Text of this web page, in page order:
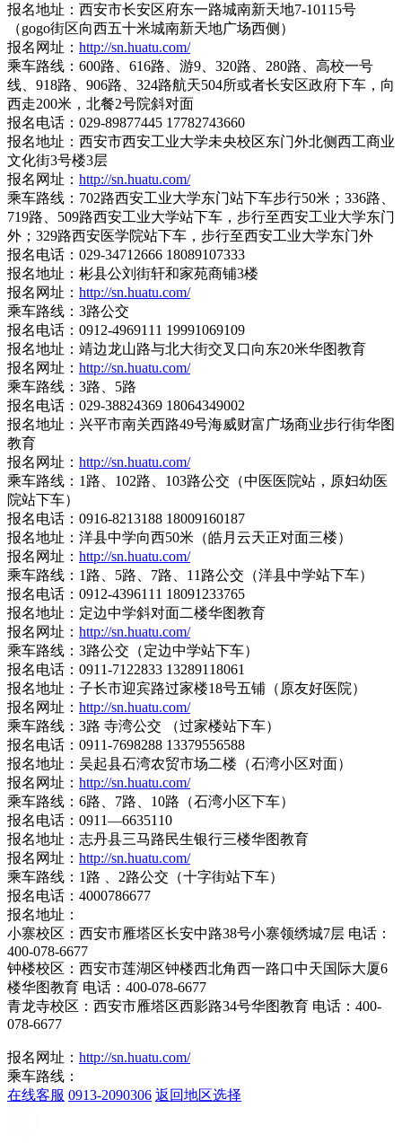
报名地址：西安市长安区府东一路城南新天地7-10115号
（gogo街区向西五十米城南新天地广场西侧）
报名网址： http://sn.huatu.com/
乘车路线：600路、616路、游9、320路、280路、高校一号
线、918路、906路、324路航天504所或者长安区政府下车，向
西走200米，北餐2号院斜对面
报名电话：029-89877445 17782743660
报名地址：西安市西安工业大学未央校区东门外北侧西工商业
文化街3号楼3层
报名网址： http://sn.huatu.com/
乘车路线：702路西安工业大学东门站下车步行50米；336路、
719路、509路西安工业大学站下车，步行至西安工业大学东门
外；329路西安医学院站下车，步行至西安工业大学东门外
报名电话：029-34712666 18089107333
报名地址：彬县公刘街轩和家苑商铺3楼
报名网址： http://sn.huatu.com/
乘车路线：3路公交
报名电话：0912-4969111 19991069109
报名地址：靖边龙山路与北大街交叉口向东20米华图教育
报名网址： http://sn.huatu.com/
乘车路线：3路、5路
报名电话：029-38824369 18064349002
报名地址：兴平市南关西路49号海威财富广场商业步行街华图
教育
报名网址： http://sn.huatu.com/
乘车路线：1路、102路、103路公交（中医医院站，原妇幼医
院站下车）
报名电话：0916-8213188 18009160187
报名地址：洋县中学向西50米（皓月云天正对面三楼）
报名网址： http://sn.huatu.com/
乘车路线：1路、5路、7路、11路公交（洋县中学站下车）
报名电话：0912-4396111 18091233765
报名地址：定边中学斜对面二楼华图教育
报名网址： http://sn.huatu.com/
乘车路线：3路公交（定边中学站下车）
报名电话：0911-7122833 13289118061
报名地址：子长市迎宾路过家楼18号五铺（原友好医院）
报名网址： http://sn.huatu.com/
乘车路线：3路 寺湾公交 （过家楼站下车）
报名电话：0911-7698288 13379556588
报名地址：吴起县石湾农贸市场二楼（石湾小区对面）
报名网址： http://sn.huatu.com/
乘车路线：6路、7路、10路（石湾小区下车）
报名电话：0911—6635110
报名地址：志丹县三马路民生银行三楼华图教育
报名网址： http://sn.huatu.com/
乘车路线：1路 、2路公交（十字街站下车）
报名电话：4000786677
报名地址：
小寨校区：西安市雁塔区长安中路38号小寨领绣城7层 电话：
400-078-6677
钟楼校区：西安市莲湖区钟楼西北角西一路口中天国际大厦6
楼华图教育 电话：400-078-6677
青龙寺校区：西安市雁塔区西影路34号华图教育 电话：400-
078-6677
报名网址： http://sn.huatu.com/
乘车路线：
在线客服 0913-2090306 返回地区选择